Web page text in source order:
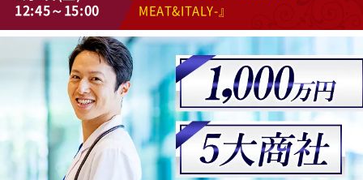
12:45～15:00
MEAT&ITALY-』